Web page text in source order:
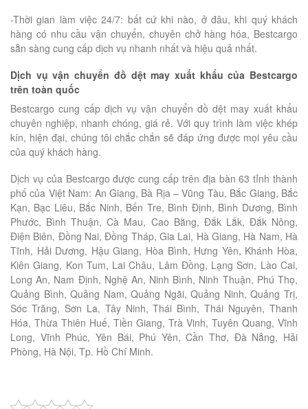
-Thời gian làm việc 24/7: bất cứ khi nào, ở đâu, khi quý khách
hàng có nhu cầu vận chuyển, chuyên chở hàng hóa, Bestcargo
sẵn sàng cung cấp dịch vụ nhanh nhất và hiệu quả nhất.
Dịch vụ vận chuyển đồ dệt may xuất khẩu của Bestcargo
trên toàn quốc
Bestcargo cung cấp dịch vụ vận chuyển đồ dệt may xuất khẩu
chuyên nghiệp, nhanh chóng, giá rẻ. Với quy trình làm việc khép
kín, hiện đại, chúng tôi chắc chắn sẽ đáp ứng được mọi yêu cầu
của quý khách hàng.
Dịch vụ của Bestcargo được cung cấp trên địa bàn 63 tỉnh thành
phố của Việt Nam: An Giang, Bà Rịa – Vũng Tàu, Bắc Giang, Bắc
Kạn, Bạc Liêu, Bắc Ninh, Bến Tre, Bình Định, Bình Dương, Bình
Phước, Bình Thuận, Cà Mau, Cao Bằng, Đắk Lắk, Đắk Nông,
Điện Biên, Đồng Nai, Đồng Tháp, Gia Lai, Hà Giang, Hà Nam, Hà
Tĩnh, Hải Dương, Hậu Giang, Hòa Bình, Hưng Yên, Khánh Hòa,
Kiên Giang, Kon Tum, Lai Châu, Lâm Đồng, Lạng Sơn, Lào Cai,
Long An, Nam Định, Nghệ An, Ninh Bình, Ninh Thuận, Phú Thọ,
Quảng Bình, Quảng Nam, Quảng Ngãi, Quảng Ninh, Quảng Trị,
Sóc Trăng, Sơn La, Tây Ninh, Thái Bình, Thái Nguyên, Thanh
Hóa, Thừa Thiên Huế, Tiền Giang, Trà Vinh, Tuyên Quang, Vĩnh
Long, Vĩnh Phúc, Yên Bái, Phú Yên, Cần Thơ, Đà Nẵng, Hải
Phòng, Hà Nội, Tp. Hồ Chí Minh.